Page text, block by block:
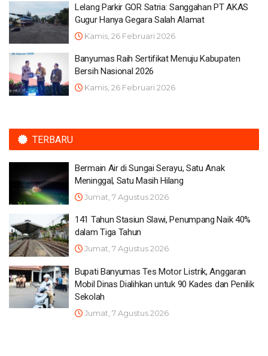
Lelang Parkir GOR Satria: Sanggahan PT AKAS
Gugur Hanya Gegara Salah Alamat
Kamis, 26 Februari 2026
Banyumas Raih Sertifikat Menuju Kabupaten
Bersih Nasional 2026
Kamis, 26 Februari 2026
TERBARU
Bermain Air di Sungai Serayu, Satu Anak
Meninggal, Satu Masih Hilang
Jumat, 7 Agustus 2026
141 Tahun Stasiun Slawi, Penumpang Naik 40%
dalam Tiga Tahun
Jumat, 7 Agustus 2026
Bupati Banyumas Tes Motor Listrik, Anggaran
Mobil Dinas Dialihkan untuk 90 Kades dan Penilik
Sekolah
Jumat, 7 Agustus 2026